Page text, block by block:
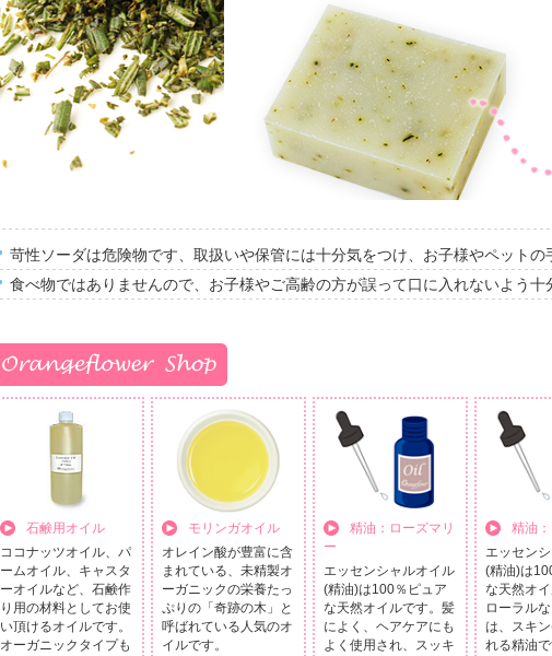
苛性ソーダは危険物です、取扱いや保管には十分気をつけ、お子様やペットの
食べ物ではありませんので、お子様やご高齢の方が誤って口に入れないよう十
石鹸用オイル
ココナッツオイル、パ
ームオイル、キャスタ
ーオイルなど、石鹸作
り用の材料としてお使
い頂けるオイルです。
オーガニックタイプも
モリンガオイル
オレイン酸が豊富に含
まれている、未精製オ
ーガニックの栄養たっ
ぷりの「奇跡の木」と
呼ばれている人気のオ
イルです。
精油：ローズマリ
ー
エッセンシャルオイル
(精油)は100％ピュア
な天然オイルです。髪
によく、ヘアケアにも
よく使用され、スッキ
精油
エッセン
(精油)は
な天然オ
ローラル
は、スキ
れる精油で